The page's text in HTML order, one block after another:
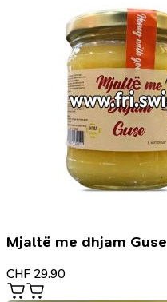
Mjaltë me dhjam Guse
CHF 29.90